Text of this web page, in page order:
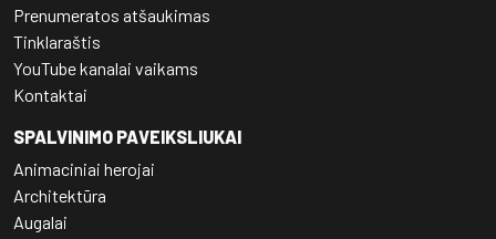
Prenumeratos atšaukimas
Tinklaraštis
YouTube kanalai vaikams
Kontaktai
SPALVINIMO PAVEIKSLIUKAI
Animaciniai herojai
Architektūra
Augalai